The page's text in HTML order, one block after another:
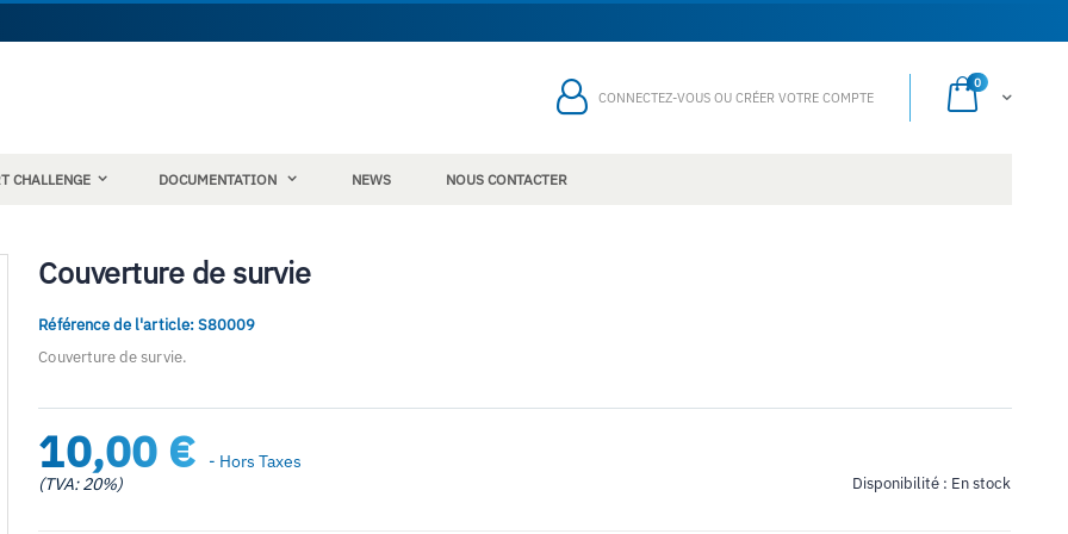
Mon panier
0
CONNECTEZ-VOUS OU CRÉER VOTRE COMPTE
CHALLENGE DOCUMENTATION NEWS NOUS CONTACTER
Couverture de survie
Référence de l'article: S80009
Couverture de survie.
10,00 €
- Hors Taxes
(TVA: 20%)
Disponibilité : En stock